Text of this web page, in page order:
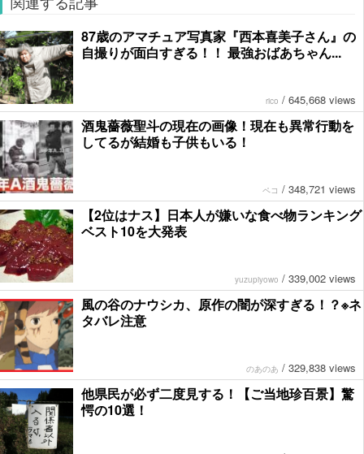
87歳のアマチュア写真家『西本喜美子さん』の
自撮りが面白すぎる！！ 最強おばあちゃん...
rico / 645,668 views
酒鬼薔薇聖斗の現在の画像！現在も異常行動を
してるが結婚も子供もいる！
ペコ / 348,721 views
【2位はナス】日本人が嫌いな食べ物ランキング
ベスト10を大発表
yuzupiyowo / 339,002 views
風の谷のナウシカ、原作の闇が深すぎる！？※ネ
タバレ注意
のあのあ / 329,838 views
他県民が必ず二度見する！【ご当地珍百景】驚
愕の10選！